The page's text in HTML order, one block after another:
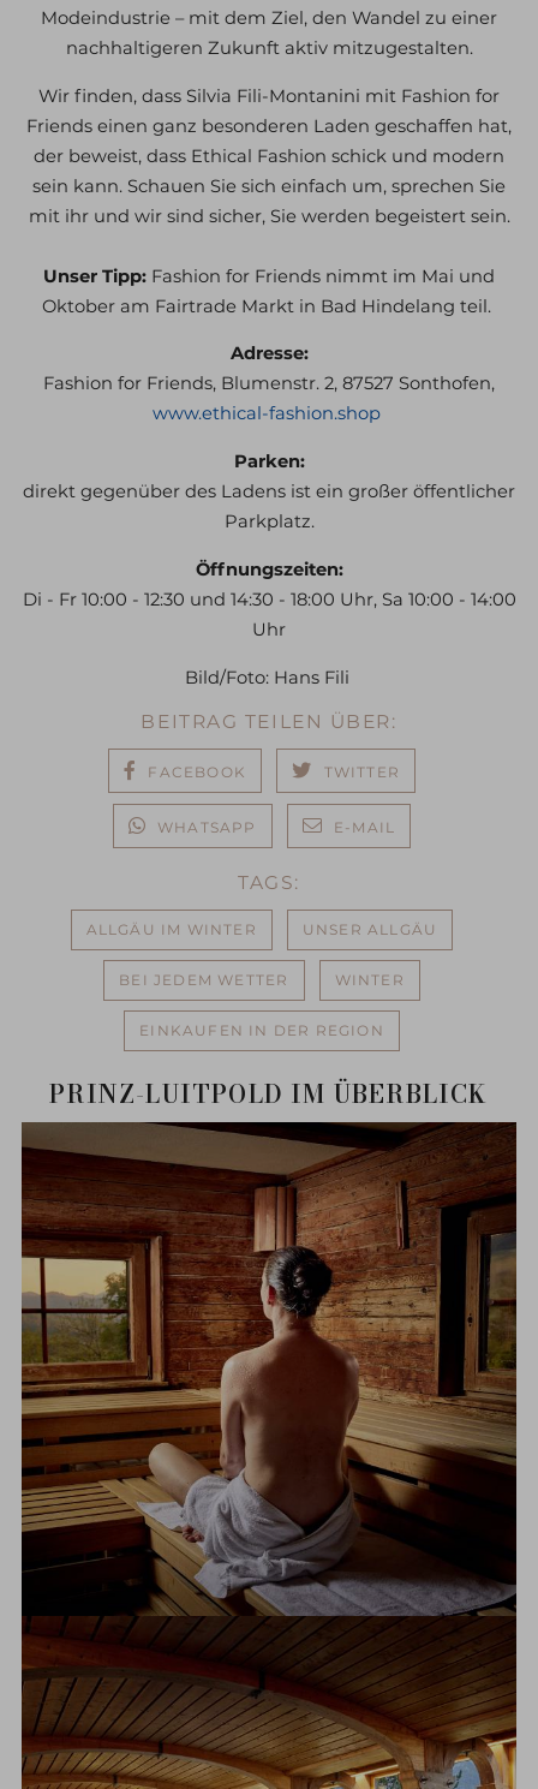
Modeindustrie – mit dem Ziel, den Wandel zu einer
nachhaltigeren Zukunft aktiv mitzugestalten.
Wir finden, dass Silvia Fili-Montanini mit Fashion for
Friends einen ganz besonderen Laden geschaffen hat,
der beweist, dass Ethical Fashion schick und modern
sein kann. Schauen Sie sich einfach um, sprechen Sie
mit ihr und wir sind sicher, Sie werden begeistert sein.
Unser Tipp: Fashion for Friends nimmt im Mai und
Oktober am Fairtrade Markt in Bad Hindelang teil.
Adresse:
Fashion for Friends, Blumenstr. 2, 87527 Sonthofen,
www.ethical-fashion.shop
Parken:
direkt gegenüber des Ladens ist ein großer öffentlicher
Parkplatz.
Öffnungszeiten:
Di - Fr 10:00 - 12:30 und 14:30 - 18:00 Uhr, Sa 10:00 - 14:00
Uhr
Bild/Foto: Hans Fili
BEITRAG TEILEN ÜBER:
FACEBOOK TWITTER
WHATSAPP E-MAIL
TAGS:
ALLGÄU IM WINTER UNSER ALLGÄU
BEI JEDEM WETTER WINTER
EINKAUFEN IN DER REGION
PRINZ-LUITPOLD IM ÜBERBLICK